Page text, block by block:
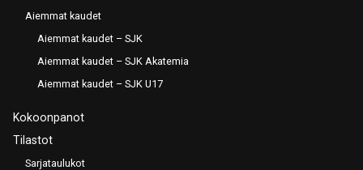
Aiemmat kaudet
Aiemmat kaudet – SJK
Aiemmat kaudet – SJK Akatemia
Aiemmat kaudet – SJK U17
Kokoonpanot
Tilastot
Sarjataulukot